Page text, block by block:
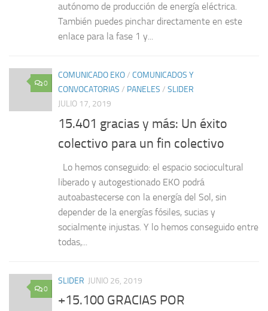
autónomo de producción de energía eléctrica.
También puedes pinchar directamente en este
enlace para la fase 1 y...
0
COMUNICADO EKO/ COMUNICADOS Y
CONVOCATORIAS / PANELES / SLIDER
JULIO 17, 2019
15.401 gracias y más: Un éxito
colectivo para un fin colectivo
Lo hemos conseguido: el espacio sociocultural
liberado y autogestionado EKO podrá
autoabastecerse con la energía del Sol, sin
depender de la energías fósiles, sucias y
socialmente injustas. Y lo hemos conseguido entre
todas,...
0
SLIDER JUNIO 26, 2019
+15.100 GRACIAS POR